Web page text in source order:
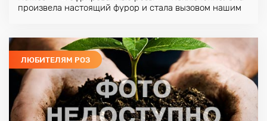
произвела настоящий фурор и стала вызовом нашим
ЛЮБИТЕЛЯМ РОЗ